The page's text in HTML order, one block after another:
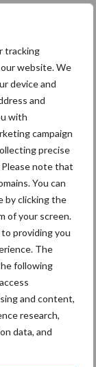
tracking
website. We
device and
and
with
campaign
precise
note that
You can
by clicking the
of your screen.
providing you
The
following
and content,
research,
data, and
zit